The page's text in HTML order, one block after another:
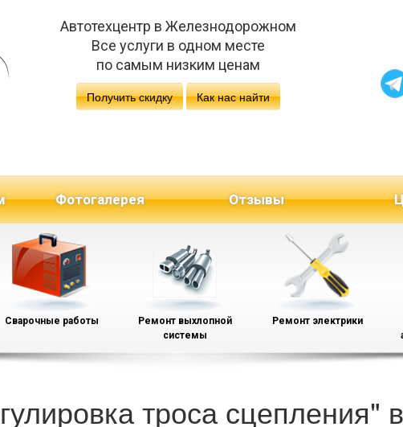
Автотехцентр в Железнодорожном
Все услуги в одном месте
по самым низким ценам
Получить скидку Как нас найти
Фотогалерея Отзывы
Сварочные работы
Ремонт выхлопной
системы
Ремонт электрики
троса сцепления"